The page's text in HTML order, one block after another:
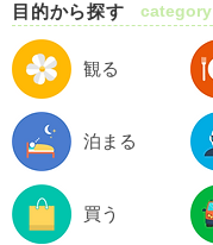
目的から探す category
観る
泊まる
買う